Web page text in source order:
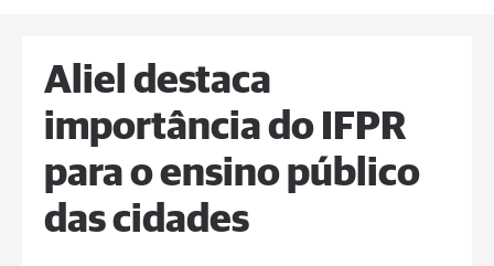
Aliel destaca
importância do IFPR
para o ensino público
das cidades